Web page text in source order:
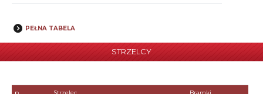
PEŁNA TABELA
STRZELCY
p. Strzelec Bramki